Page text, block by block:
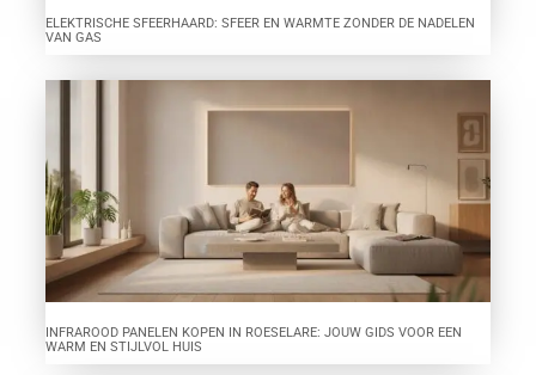
ELEKTRISCHE SFEERHAARD: SFEER EN WARMTE ZONDER DE NADELEN
VAN GAS
INFRAROOD PANELEN KOPEN IN ROESELARE: JOUW GIDS VOOR EEN
WARM EN STIJLVOL HUIS